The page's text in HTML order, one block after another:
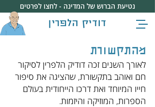
דודיק הלפרין
נטיעת הברוש של המדינה - לחצו לפרטים
מהתקשורת
לאורך השנים זכה דודיק הלפרין לסיקור
חם ואוהב בתקשורת, שהציגה את סיפור
חייו המיוחד ואת דרכו הייחודית בעולם
הספרות, המוזיקה והיזמות.